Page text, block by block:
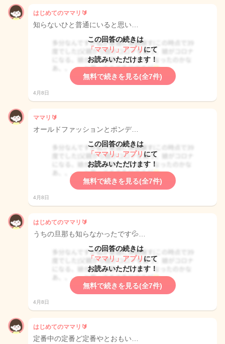
はじめてのママリ🔰
知らないひと普通にいると思い…
この回答の続きは
「ママリ」アプリ にて
お読みいただけます！
無料で続きを見る(全7件)
4月8日
ママリ🔰
オールドファッションとポンデ…
この回答の続きは
「ママリ」アプリ にて
お読みいただけます！
無料で続きを見る(全7件)
4月8日
はじめてのママリ🔰
うちの旦那も知らなかったです💦…
この回答の続きは
「ママリ」アプリ にて
お読みいただけます！
無料で続きを見る(全7件)
4月8日
はじめてのママリ🔰
定番中の定番ど定番やとおもい…